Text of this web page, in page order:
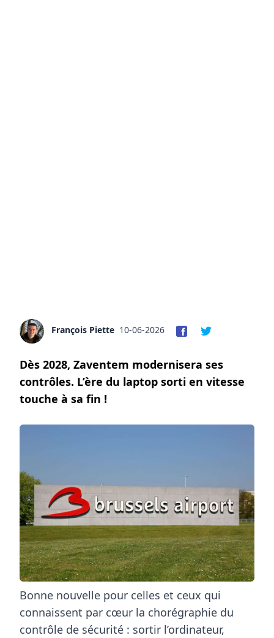
François Piette 10-06-2026
Dès 2028, Zaventem modernisera ses
contrôles. L’ère du laptop sorti en vitesse
touche à sa fin !
Bonne nouvelle pour celles et ceux qui
connaissent par cœur la chorégraphie du
contrôle de sécurité : sortir l’ordinateur,